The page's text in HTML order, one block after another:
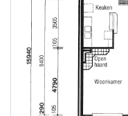
Om kans te
maken moet je
binnen 15
reageren.
Stekkies helpt